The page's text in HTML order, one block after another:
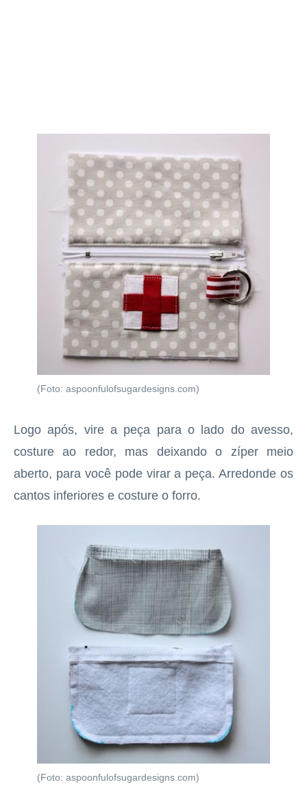
(Foto: aspoonfulofsugardesigns.com)
Logo após, vire a peça para o lado do avesso,
costure ao redor, mas deixando o zíper meio
aberto, para você pode virar a peça. Arredonde os
cantos inferiores e costure o forro.
(Foto: aspoonfulofsugardesigns.com)